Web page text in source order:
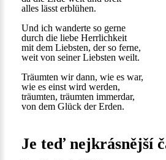
alles lässt erblühen.
Und ich wanderte so gerne
durch die liebe Herrlichkeit
mit dem Liebsten, der so ferne,
weit von seiner Liebsten weilt.
Träumten wir dann, wie es war,
wie es einst wird werden,
träumten, träumten immerdar,
von dem Glück der Erden.
Je teď nejkrásnější